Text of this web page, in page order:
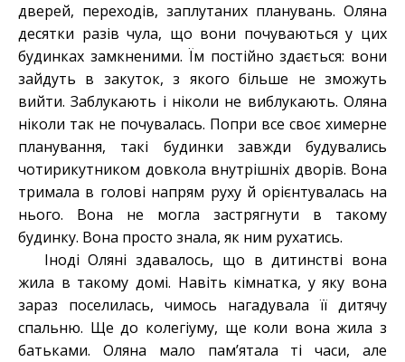
дверей, переходів, заплутаних планувань. Оляна
десятки разів чула, що вони почуваються у цих
будинках замкненими. Їм постійно здається: вони
зайдуть в закуток, з якого більше не зможуть
вийти. Заблукають і ніколи не виблукають. Оляна
ніколи так не почувалась. Попри все своє химерне
планування, такі будинки завжди будувались
чотирикутником довкола внутрішніх дворів. Вона
тримала в голові напрям руху й орієнтувалась на
нього. Вона не могла застрягнути в такому
будинку. Вона просто знала, як ним рухатись.
Іноді Оляні здавалось, що в дитинстві вона
жила в такому домі. Навіть кімнатка, у яку вона
зараз поселилась, чимось нагадувала її дитячу
спальню. Ще до колегіуму, ще коли вона жила з
батьками. Оляна мало пам’ятала ті часи, але